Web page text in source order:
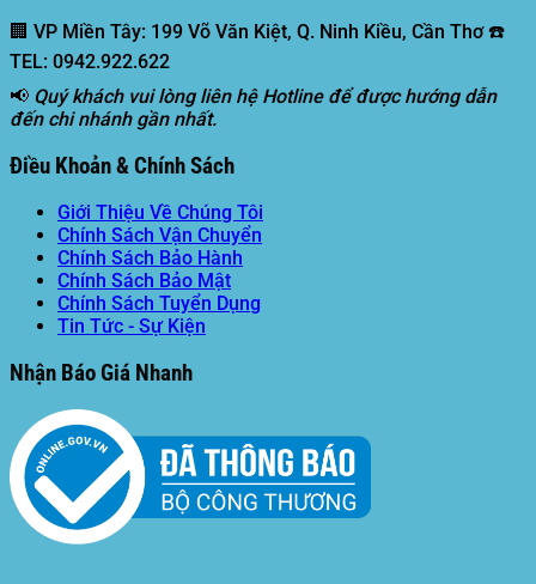
🏢 VP Miền Tây: 199 Võ Văn Kiệt, Q. Ninh Kiều, Cần Thơ ☎️
TEL: 0942.922.622
📢 Quý khách vui lòng liên hệ Hotline để được hướng dẫn
đến chi nhánh gần nhất.
Điều Khoản & Chính Sách
Giới Thiệu Về Chúng Tôi
Chính Sách Vận Chuyển
Chính Sách Bảo Hành
Chính Sách Bảo Mật
Chính Sách Tuyển Dụng
Tin Tức - Sự Kiện
Nhận Báo Giá Nhanh